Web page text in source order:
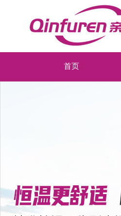
首页